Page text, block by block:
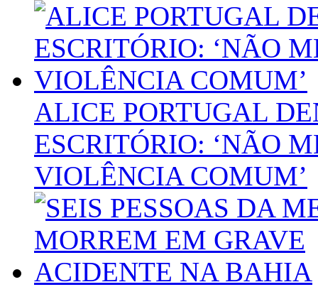
ALICE PORTUGAL
ESCRITÓRIO: ‘NÃO
VIOLÊNCIA COMUM’